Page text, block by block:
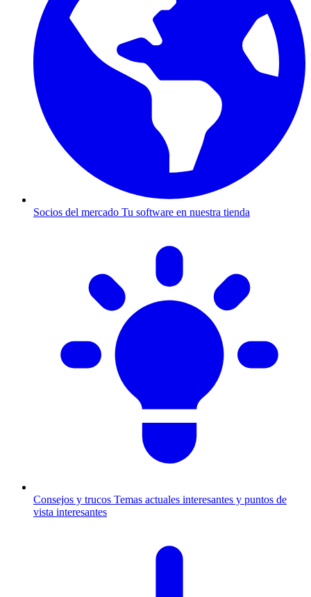
Socios del mercado Tu software en nuestra tienda
Consejos y trucos Temas actuales interesantes y puntos de
vista interesantes